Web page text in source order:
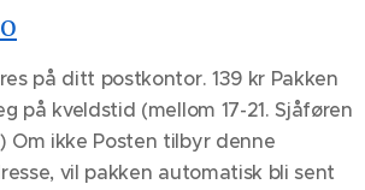
på ditt postkontor. 139 kr Pakken
på kveldstid (mellom 17-21. Sjåføren
Om ikke Posten tilbyr denne
vil pakken automatisk bli sent